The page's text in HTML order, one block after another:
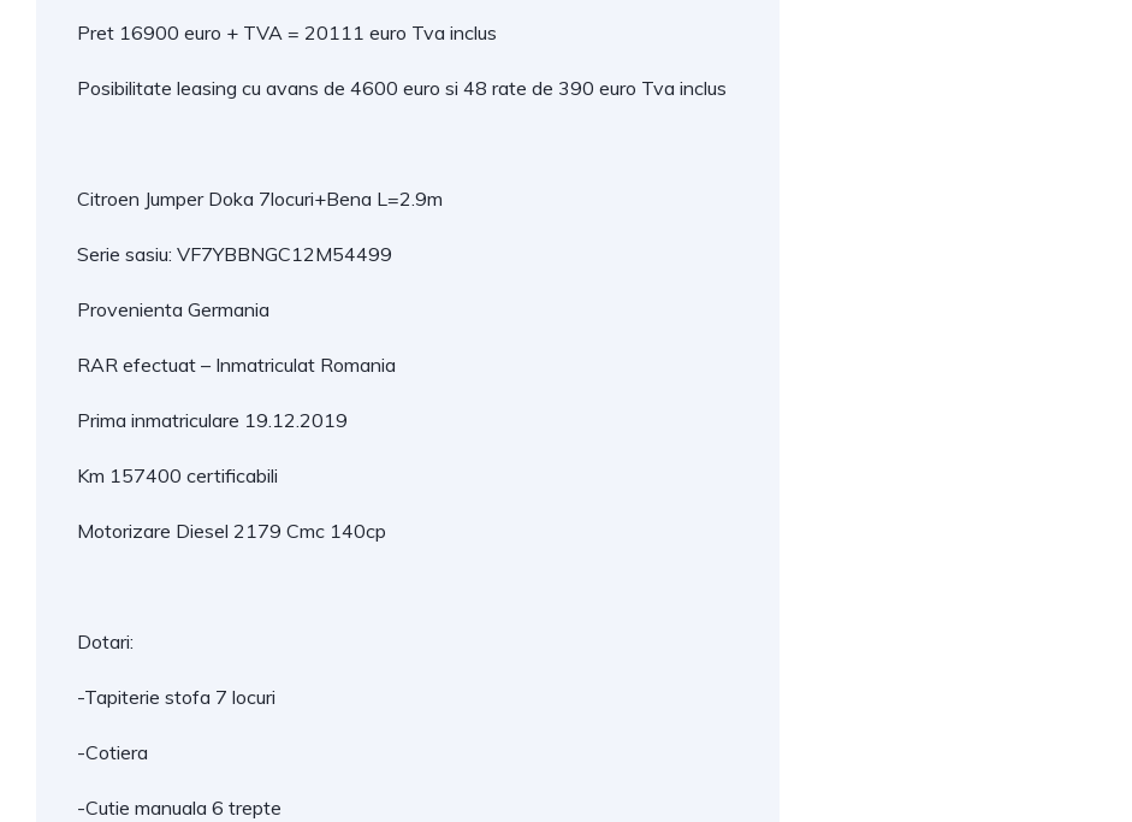
Pret 16900 euro + TVA = 20111 euro Tva inclus
Posibilitate leasing cu avans de 4600 euro si 48 rate de 390 euro Tva inclus
Citroen Jumper Doka 7locuri+Bena L=2.9m
Serie sasiu: VF7YBBNGC12M54499
Provenienta Germania
RAR efectuat – Inmatriculat Romania
Prima inmatriculare 19.12.2019
Km 157400 certificabili
Motorizare Diesel 2179 Cmc 140cp
Dotari:
-Tapiterie stofa 7 locuri
-Cotiera
-Cutie manuala 6 trepte